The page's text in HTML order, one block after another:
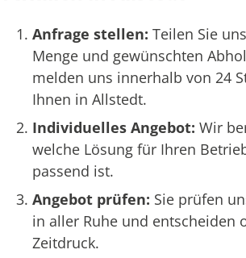
Anfrage stellen: Teilen Sie
Menge und gewünschten
melden uns innerhalb von 24
Ihnen in Allstedt.
Individuelles Angebot: Wir
welche Lösung für Ihren
passend ist.
Angebot prüfen: Sie prüfen
in aller Ruhe und entscheiden
Zeitdruck.